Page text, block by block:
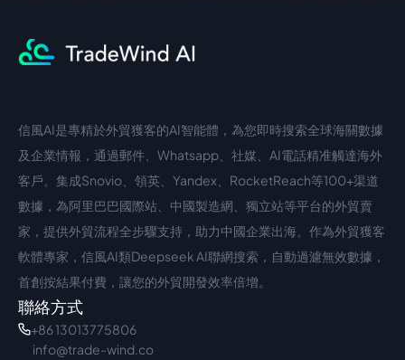
中文入口
信風AI是專精於外貿獲客的AI智能體，為您即時搜索全球海關數據
及企業情報，通過郵件、Whatsapp、社媒、AI電話精准觸達海外
客戶。集成Snovio、領英、Yandex、RocketReach等100+渠道
數據，為阿里巴巴國際站、中國製造網、獨立站等平台的外貿賣
家，提供外貿流程全步驟支持，助力中國企業出海。作為外貿獲客
軟體專家，信風AI類Deepseek AI聯網搜索，自動過濾無效數據，
首創按結果付費，讓您的外貿開發效率倍增。
聯絡方式
+86 13013775806
info@trade-wind.co